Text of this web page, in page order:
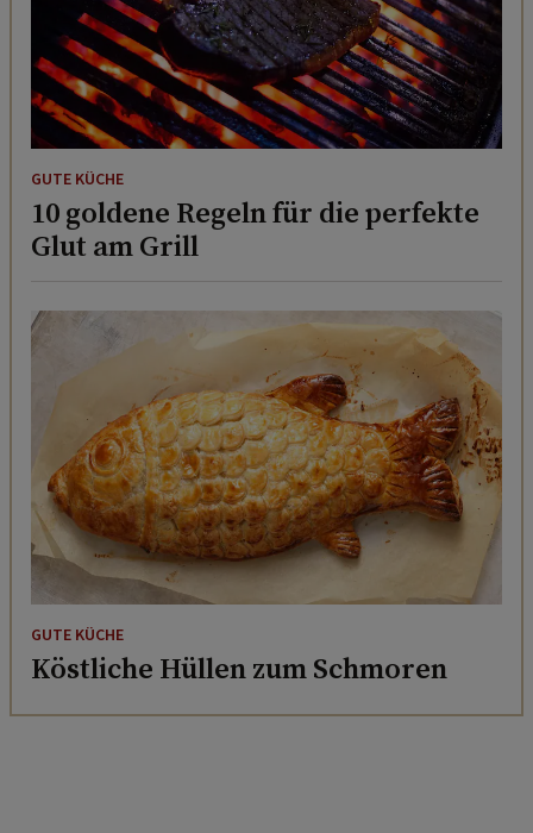
GUTE KÜCHE
10 goldene Regeln für die perfekte
Glut am Grill
GUTE KÜCHE
Köstliche Hüllen zum Schmoren